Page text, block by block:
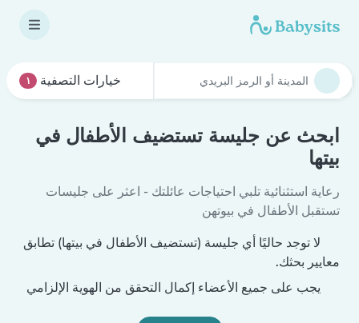
خيارات التصفية ١
ابحث عن جليسة تستضيف الأطفال في
بيتها
رعاية استثنائية تلبي احتياجات عائلتك - اعثر على جليسات
تستقبل الأطفال في بيوتهن
لا توجد حاليًا أي جليسة (تستضيف الأطفال في بيتها) تطابق
معايير بحثك.
يجب على جميع الأعضاء إكمال التحقق من الهوية الإلزامي